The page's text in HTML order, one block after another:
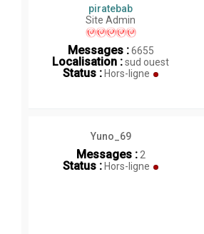
piratebab
Site Admin
Messages :6655
Localisation :sud ouest
Status : Hors-ligne
Yuno_69
Messages :2
Status : Hors-ligne